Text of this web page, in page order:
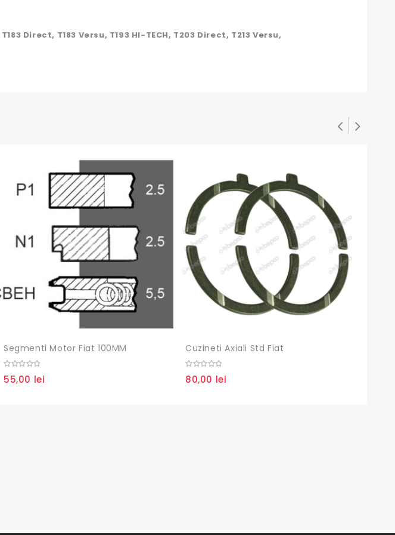
T183 Direct, T183 Versu, T193 HI-TECH, T203 Direct, T213 Versu,
Segmenti Motor Fiat 100MM
out
55,00 lei
Cuzineti Axiali Std Fiat
out
80,00 lei